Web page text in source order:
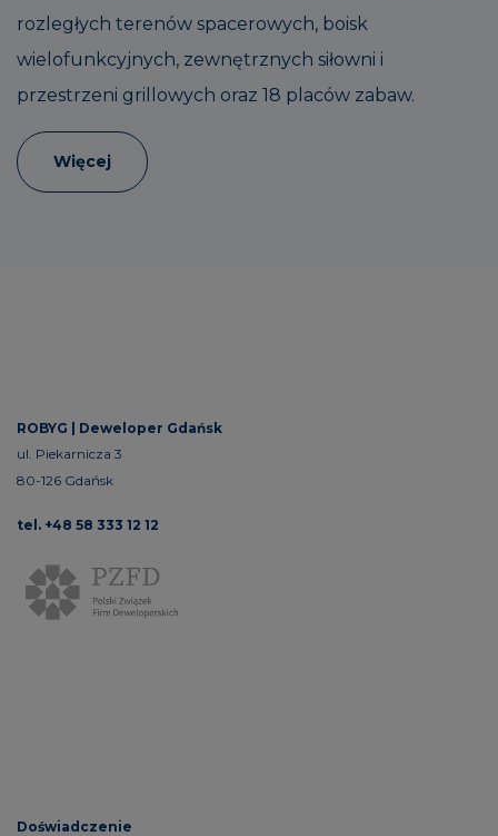
rozległych terenów spacerowych, boisk
wielofunkcyjnych, zewnętrznych siłowni i
przestrzeni grillowych oraz 18 placów zabaw.
Więcej
ROBYG | Deweloper Gdańsk
ul. Piekarnicza 3
80-126 Gdańsk
tel. +48 58 333 12 12
Doświadczenie